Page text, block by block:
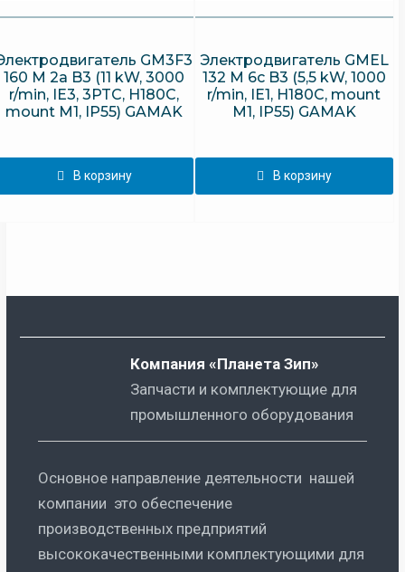
GM3F3
160 M 2a B3 (11 kW, 3000
r/min, IE3, 3PTC, H180C,
mount M1, IP55) GAMAK
В корзину
Электродвигатель GMEL
132 M 6c B3 (5,5 kW, 1000
r/min, IE1, H180C, mount
M1, IP55) GAMAK
В корзину
Компания «Планета Зип»
Запчасти и комплектующие для
промышленного оборудования
Основное направление деятельности нашей
компании это обеспечение
производственных предприятий
высококачественными комплектующими для